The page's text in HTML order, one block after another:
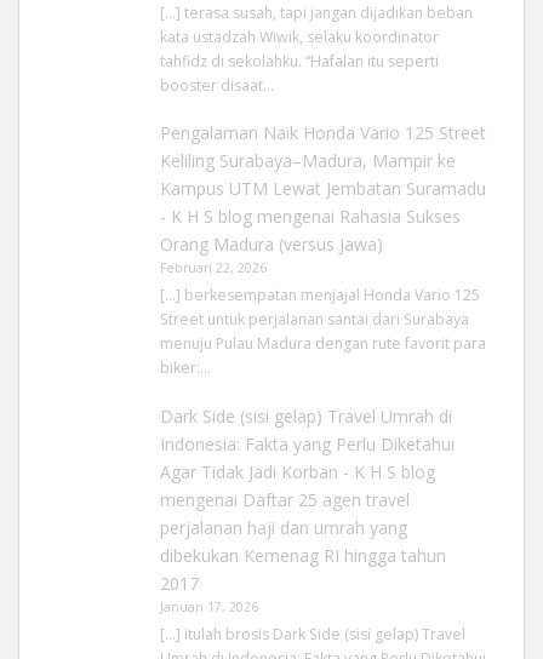
[…] terasa susah, tapi jangan dijadikan beban
kata ustadzah Wiwik, selaku koordinator
tahfidz di sekolahku. “Hafalan itu seperti
booster disaat…
Pengalaman Naik Honda Vario 125 Street
Keliling Surabaya–Madura, Mampir ke
Kampus UTM Lewat Jembatan Suramadu
- K H S blogmengenai Rahasia Sukses
Orang Madura (versus Jawa)
Februari 22, 2026
[…] berkesempatan menjajal Honda Vario 125
Street untuk perjalanan santai dari Surabaya
menuju Pulau Madura dengan rute favorit para
biker:…
Dark Side (sisi gelap) Travel Umrah di
Indonesia: Fakta yang Perlu Diketahui
Agar Tidak Jadi Korban - K H S blog
mengenai Daftar 25 agen travel
perjalanan haji dan umrah yang
dibekukan Kemenag RI hingga tahun
2017
Januari 17, 2026
[…] itulah brosis Dark Side (sisi gelap) Travel